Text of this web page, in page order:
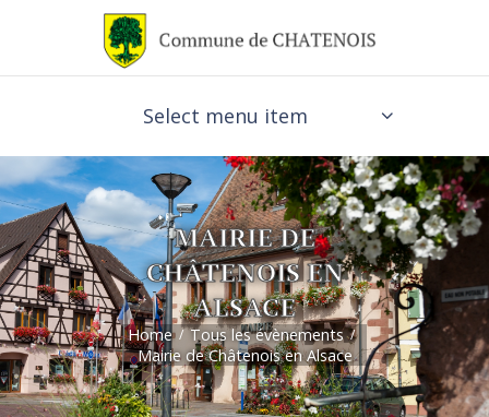
Select menu item
MAIRIE DE
CHÂTENOIS EN
ALSACE
Home
Tous les évènements
Mairie de Châtenois en Alsace